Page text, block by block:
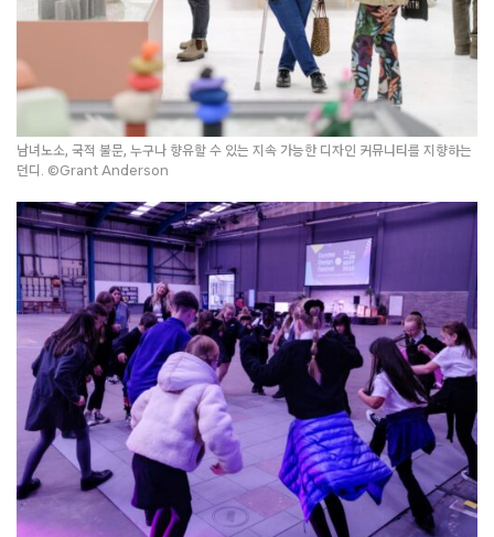
남녀노소, 국적 불문, 누구나 향유할 수 있는 지속 가능한 디자인 커뮤니티를 지향하는
던디. ©Grant Anderson